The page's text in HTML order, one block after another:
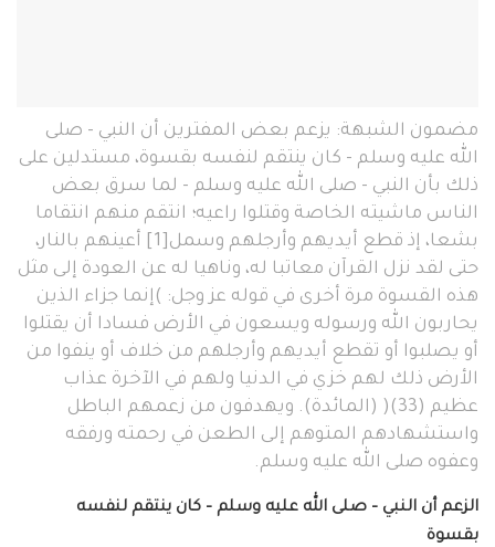
مضمون الشبهة: يزعم بعض المفترين أن النبي - صلى
الله عليه وسلم - كان ينتقم لنفسه بقسوة، مستدلين على
ذلك بأن النبي - صلى الله عليه وسلم - لما سرق بعض
الناس ماشيته الخاصة وقتلوا راعيه؛ انتقم منهم انتقاما
بشعا، إذ قطع أيديهم وأرجلهم وسمل[1] أعينهم بالنار،
حتى لقد نزل القرآن معاتبا له، وناهيا له عن العودة إلى مثل
هذه القسوة مرة أخرى في قوله عز وجل: )إنما جزاء الذين
يحاربون الله ورسوله ويسعون في الأرض فسادا أن يقتلوا
أو يصلبوا أو تقطع أيديهم وأرجلهم من خلاف أو ينفوا من
الأرض ذلك لهم خزي في الدنيا ولهم في الآخرة عذاب
عظيم (33)( (المائدة). ويهدفون من زعمهم الباطل
واستشهادهم المتوهم إلى الطعن في رحمته ورفقه
وعفوه صلى الله عليه وسلم.
الزعم أن النبي – صلى الله عليه وسلم – كان ينتقم لنفسه
بقسوة